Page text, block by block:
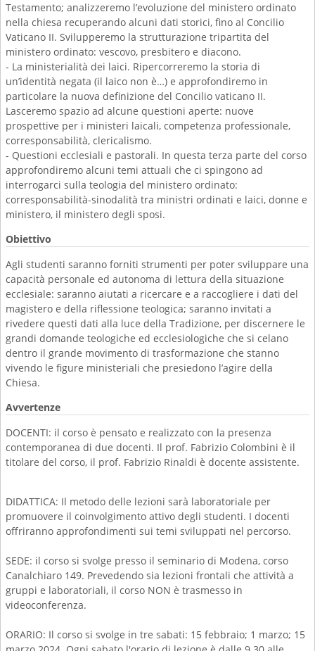
Testamento; analizzeremo l’evoluzione del ministero ordinato
nella chiesa recuperando alcuni dati storici, fino al Concilio
Vaticano II. Svilupperemo la strutturazione tripartita del
ministero ordinato: vescovo, presbitero e diacono.
- La ministerialità dei laici. Ripercorreremo la storia di
un’identità negata (il laico non è…) e approfondiremo in
particolare la nuova definizione del Concilio vaticano II.
Lasceremo spazio ad alcune questioni aperte: nuove
prospettive per i ministeri laicali, competenza professionale,
corresponsabilità, clericalismo.
- Questioni ecclesiali e pastorali. In questa terza parte del corso
approfondiremo alcuni temi attuali che ci spingono ad
interrogarci sulla teologia del ministero ordinato:
corresponsabilità-sinodalità tra ministri ordinati e laici, donne e
ministero, il ministero degli sposi.
Obiettivo
Agli studenti saranno forniti strumenti per poter sviluppare una
capacità personale ed autonoma di lettura della situazione
ecclesiale: saranno aiutati a ricercare e a raccogliere i dati del
magistero e della riflessione teologica; saranno invitati a
rivedere questi dati alla luce della Tradizione, per discernere le
grandi domande teologiche ed ecclesiologiche che si celano
dentro il grande movimento di trasformazione che stanno
vivendo le figure ministeriali che presiedono l’agire della
Chiesa.
Avvertenze
DOCENTI: il corso è pensato e realizzato con la presenza
contemporanea di due docenti. Il prof. Fabrizio Colombini è il
titolare del corso, il prof. Fabrizio Rinaldi è docente assistente.
DIDATTICA: Il metodo delle lezioni sarà laboratoriale per
promuovere il coinvolgimento attivo degli studenti. I docenti
offriranno approfondimenti sui temi sviluppati nel percorso.
SEDE: il corso si svolge presso il seminario di Modena, corso
Canalchiaro 149. Prevedendo sia lezioni frontali che attività a
gruppi e laboratoriali, il corso NON è trasmesso in
videoconferenza.
ORARIO: Il corso si svolge in tre sabati: 15 febbraio; 1 marzo; 15